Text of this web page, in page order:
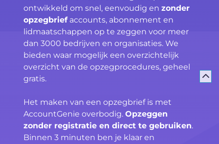
ontwikkeld om snel, eenvoudig en zonder
opzegbriefaccounts, abonnement en
lidmaatschappen op te zeggen voor meer
dan 3000 bedrijven en organisaties. We
bieden waar mogelijk een overzichtelijk
overzicht van de opzegprocedures, geheel
gratis.
Het maken van een opzegbrief is met
AccountGenie overbodig. Opzeggen
zonder registratie en direct te gebruiken.
Binnen 3 minuten ben je klaar en